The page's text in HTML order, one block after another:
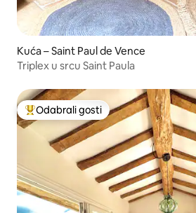
Kuća – Saint Paul de Vence
Triplex u srcu Saint Paula
Među najviše rangiranima s oznakom
Odabrali gosti